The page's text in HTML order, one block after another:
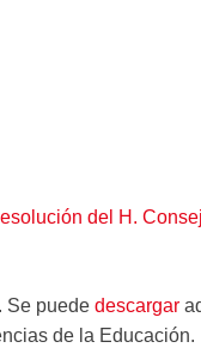
del H.
. Se puede descargar
de la Educación.